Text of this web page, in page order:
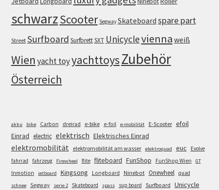
schwarzScooter Segway Skateboard spare part
Street Surfboard SurfbrettSXT Unicyclevienna weiß
Wien yacht toyyachttoysZubehör
Österreich
akku bike Carbon dreirad e-bike e-foil e-mobilität E-Scooter efoil
Einrad electric elektrisch Elektrisches Einrad
elektromobilität elektromobilität am wasser elektroquad euc
Evolve
fahrrad
fahrzeug Firewheel flite fliteboard FunShop FunShop Wien GT
Inmotion jetboard Kingsong Longboard Ninebot Onewheel quad
schnee Segway serie 2 Skateboard spass sup board Surfboard Unicycle